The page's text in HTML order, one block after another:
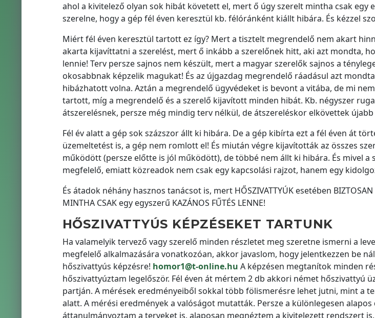
ahol a kivitelező olyan sok hibát követett el, mert ő úgy szerelt mintha csak egy
szerelne, hogy a gép fél éven keresztül kb. félóránként kiállt hibára. És kézzel
Miért fél éven keresztül tartott ez így? Mert a tisztelt megrendelő nem akart
akarta kijavíttatni a szerelést, mert ő inkább a szerelőnek hitt, aki azt mondta,
lennie! Terv persze sajnos nem készült, mert a magyar szerelők sajnos a
okosabbnak képzelik magukat! És az újgazdag megrendelő ráadásul azt
hibázhatott volna. Aztán a megrendelő ügyvédeket is bevont a vitába, de mi
tartott, míg a megrendelő és a szerelő kijavított minden hibát. Kb. négyszer
átszerelésnek, persze még mindig terv nélkül, de átszereléskor elkövettek
Fél év alatt a gép sok százszor állt ki hibára. De a gép kibírta ezt a fél éven át
üzemeltetést is, a gép nem romlott el! És miután végre kijavították az összes
működött (persze előtte is jól működött), de többé nem állt ki hibára. És mivel a
megfelelő, emiatt közreadok nem csak egy kapcsolási rajzot, hanem egy
És átadok néhány hasznos tanácsot is, mert HŐSZIVATTYÚK esetében BIZTOSAN
MINTHA CSAK egy egyszerű KAZÁNOS FŰTÉS LENNE!
HŐSZIVATTYÚS KÉPZÉSEKET TARTUNK
Ha valamelyik tervező vagy szerelő minden részletet meg szeretne ismerni a
megfelelő alkalmazására vonatkozóan, akkor javaslom, hogy jelentkezzen be
hőszivattyús képzésre! homor1@t-online.hu A képzésen megtanítok minden
hőszivattyúztam legelőször. Fél éven át mértem 2 db akkori német hőszivattyú
partján. A mérések eredményeiből sokkal több fölismerésre lehet jutni, mint a
alatt. A mérési eredmények a valóságot mutatták. Persze a különlegesen alapos
áttanulmányoztam a terveket is, alaposan megnéztem a kivitelezett rendszert